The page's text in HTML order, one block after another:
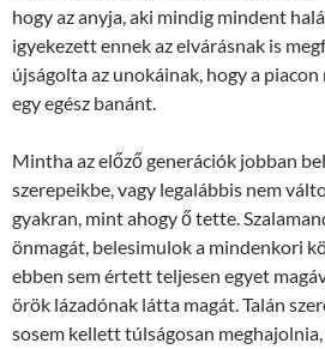
hogy az anyja, aki mindig mindent
igyekezett ennek az elvárásnak is
újságolta az unokáinak, hogy a
egy egész banánt.
Mintha az előző generációk jobban
szerepeikbe, vagy legalábbis nem
gyakran, mint ahogy ő tette.
önmagát, belesimulok a mindenkori
ebben sem értett teljesen egyet
örök lázadónak látta magát. Talán
sosem kellett túlságosan